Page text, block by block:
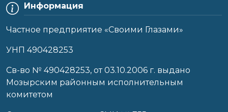
Информация
Частное предприятие «Своими Глазами»
УНП 490428253
Cв-во № 490428253, от 03.10.2006 г. выдано
Мозырским районным исполнительным
комитетом